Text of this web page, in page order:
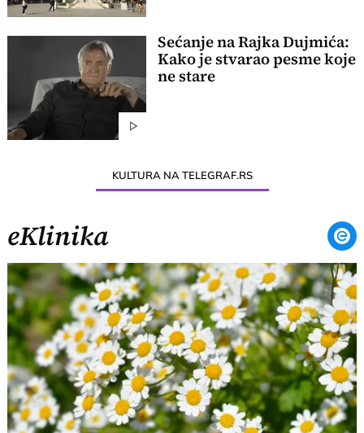
Sećanje na Rajka Dujmića:
Kako je stvarao pesme koje
ne stare
KULTURA NA TELEGRAF.RS
eKlinika